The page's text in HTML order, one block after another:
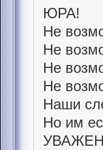
ЮРА!
Не
Не
Не
Не
Наши
Но им